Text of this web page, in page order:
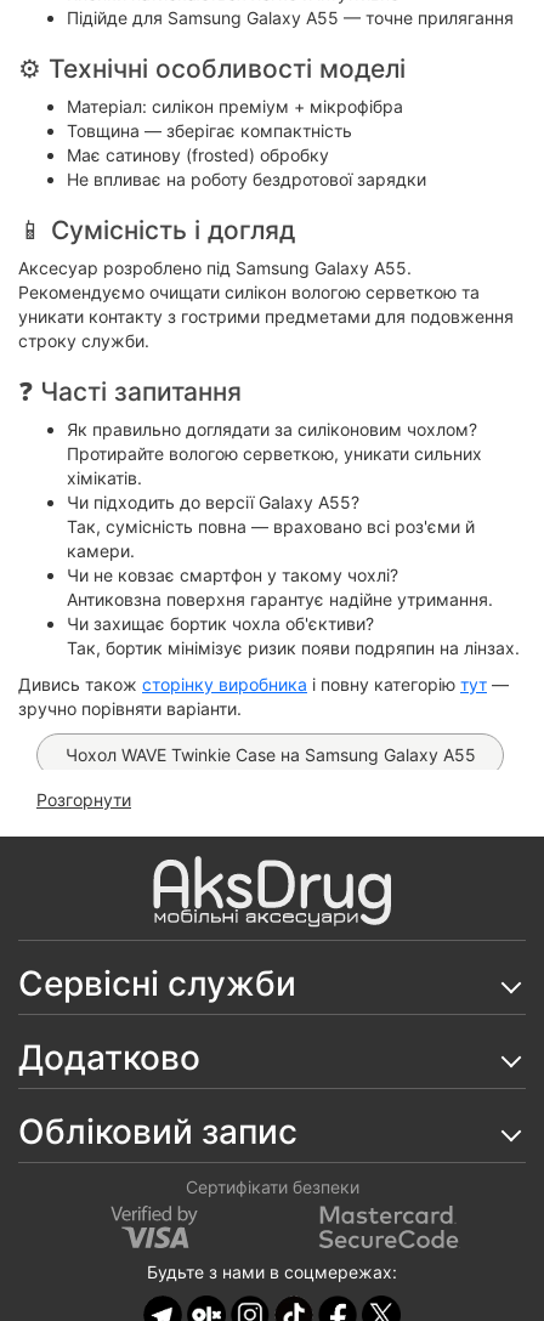
Підійде для Samsung Galaxy A55 — точне прилягання
⚙️ Технічні особливості моделі
Матеріал: силікон преміум + мікрофібра
Товщина — зберігає компактність
Має сатинову (frosted) обробку
Не впливає на роботу бездротової зарядки
📱 Сумісність і догляд
Аксесуар розроблено під Samsung Galaxy A55.
Рекомендуємо очищати силікон вологою серветкою та
уникати контакту з гострими предметами для подовження
строку служби.
❓ Часті запитання
Як правильно доглядати за силіконовим чохлом?
Протирайте вологою серветкою, уникати сильних
хімікатів.
Чи підходить до версії Galaxy A55?
Так, сумісність повна — враховано всі роз'єми й
камери.
Чи не ковзає смартфон у такому чохлі?
Антиковзна поверхня гарантує надійне утримання.
Чи захищає бортик чохла об'єктиви?
Так, бортик мінімізує ризик появи подряпин на лінзах.
Дивись також сторінку виробника і повну категорію тут —
зручно порівняти варіанти.
Чохол WAVE Twinkie Case на Samsung Galaxy A55
Чохол Hard Armor Magnetic на Samsung A55
Скло 6D ESD Crown на Samsung Galaxy A55
Чохол Anti-Broken TPU на Samsung Galaxy A55
Чохол Leather Book на Samsung Galaxy A55
Чохол Matt Case на Samsung Galaxy A55
Чохол Silicone Case на Samsung Galaxy A55
(софттач покриття)
Чохол Protective Camera Ring на Samsung Galaxy
A55
Розгорнути
Сервісні служби
Додатково
Обліковий запис
Сертифікати безпеки
Будьте з нами в соцмережах: